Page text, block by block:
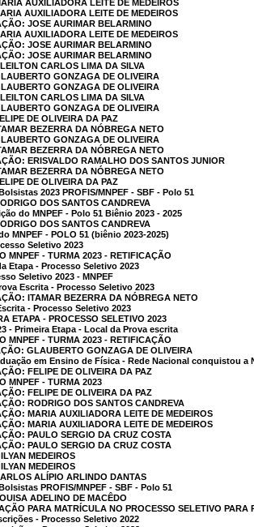
AUXILIADORA LEITE DE MEDEIROS
AUXILIADORA LEITE DE MEDEIROS
JOSE AURIMAR BELARMINO
AUXILIADORA LEITE DE MEDEIROS
JOSE AURIMAR BELARMINO
JOSE AURIMAR BELARMINO
CARLOS LIMA DA SILVA
GONZAGA DE OLIVEIRA
GONZAGA DE OLIVEIRA
CARLOS LIMA DA SILVA
GONZAGA DE OLIVEIRA
DE OLIVEIRA DA PAZ
BEZERRA DA NÓBREGA NETO
GONZAGA DE OLIVEIRA
BEZERRA DA NÓBREGA NETO
ERISVALDO RAMALHO DOS SANTOS JUNIOR
BEZERRA DA NÓBREGA NETO
DE OLIVEIRA DA PAZ
2023 PROFIS/MNPEF - SBF - Polo 51
DOS SANTOS CANDREVA
do MNPEF - Polo 51 Biênio 2023 - 2025
DOS SANTOS CANDREVA
MNPEF - POLO 51 (biênio 2023-2025)
Seletivo 2023
MNPEF - TURMA 2023 - RETIFICAÇÃO
Etapa - Processo Seletivo 2023
Seletivo 2023 - MNPEF
Escrita - Processo Seletivo 2023
ITAMAR BEZERRA DA NÓBREGA NETO
- Processo Seletivo 2023
ETAPA - PROCESSO SELETIVO 2023
- Primeira Etapa - Local da Prova escrita
MNPEF - TURMA 2023 - RETIFICAÇÃO
GLAUBERTO GONZAGA DE OLIVEIRA
em Ensino de Física - Rede Nacional conquistou a
FELIPE DE OLIVEIRA DA PAZ
MNPEF - TURMA 2023
FELIPE DE OLIVEIRA DA PAZ
RODRIGO DOS SANTOS CANDREVA
MARIA AUXILIADORA LEITE DE MEDEIROS
MARIA AUXILIADORA LEITE DE MEDEIROS
PAULO SERGIO DA CRUZ COSTA
PAULO SERGIO DA CRUZ COSTA
MEDEIROS
MEDEIROS
ALÍPIO ARLINDO DANTAS
PROFIS/MNPEF - SBF - Polo 51
ADELINO DE MACÊDO
PARA MATRÍCULA NO PROCESSO SELETIVO
- Processo Seletivo 2022